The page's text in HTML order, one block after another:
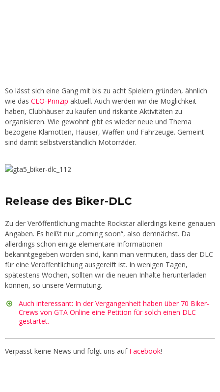
So lässt sich eine Gang mit bis zu acht Spielern gründen, ähnlich
wie das CEO-Prinzip aktuell. Auch werden wir die Möglichkeit
haben, Clubhäuser zu kaufen und riskante Aktivitäten zu
organisieren. Wie gewohnt gibt es wieder neue und Thema
bezogene Klamotten, Häuser, Waffen und Fahrzeuge. Gemeint
sind damit selbstverständlich Motorräder.
Release des Biker-DLC
Zu der Veröffentlichung machte Rockstar allerdings keine genauen
Angaben. Es heißt nur „coming soon“, also demnächst. Da
allerdings schon einige elementare Informationen
bekanntgegeben worden sind, kann man vermuten, dass der DLC
für eine Veröffentlichung ausgereift ist. In wenigen Tagen,
spätestens Wochen, sollten wir die neuen Inhalte herunterladen
können, so unsere Vermutung.
Auch interessant: In der Vergangenheit haben über 70 Biker-
Crews von GTA Online eine Petition für solch einen DLC
gestartet.
Verpasst keine News und folgt uns auf Facebook!